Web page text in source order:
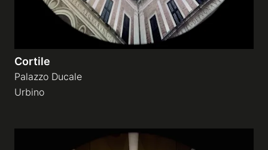
Cortile
Palazzo Ducale
Urbino